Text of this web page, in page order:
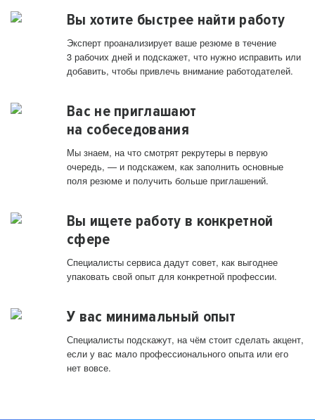
Вы хотите быстрее найти работу
Эксперт проанализирует ваше резюме в течение
3 рабочих дней и подскажет, что нужно исправить или
добавить, чтобы привлечь внимание работодателей.
Вас не приглашают
на собеседования
Мы знаем, на что смотрят рекрутеры в первую
очередь, — и подскажем, как заполнить основные
поля резюме и получить больше приглашений.
Вы ищете работу в конкретной
сфере
Специалисты сервиса дадут совет, как выгоднее
упаковать свой опыт для конкретной профессии.
У вас минимальный опыт
Специалисты подскажут, на чём стоит сделать акцент,
если у вас мало профессионального опыта или его
нет вовсе.